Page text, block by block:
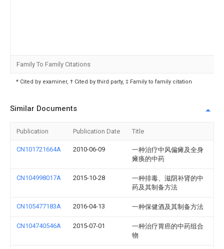
Family To Family Citations
* Cited by examiner, † Cited by third party, ‡ Family to family citation
Similar Documents
Publication Publication Date Title
CN101721664A 2010-06-09
一种治疗中风偏瘫及全身
瘫痪的中药
CN104998017A 2015-10-28
一种排毒、滋阴补肾的中
药及其制备方法
CN105477183A 2016-04-13 一种保健酒及其制备方法
CN104740546A 2015-07-01
一种治疗胃癌的中药组合
物